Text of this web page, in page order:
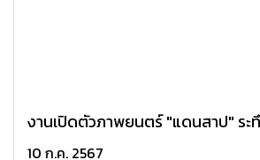
งานเปิดตัวภาพยนตร์ "แดนสาป" ร
แดน กทม. และหาดใหญ่ "อนันดา - เ
10 ก.ค. 2567